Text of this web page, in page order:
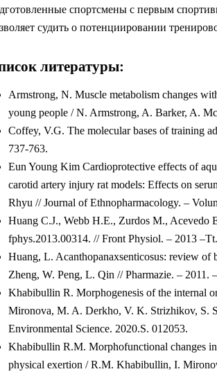
спортсмены с первым
судить о потенциировании
литературы:
Armstrong, N. Muscle metabolism changes
young people / N. Armstrong, A. Barker, A.
Coffey, V.G. The molecular bases of training
737-763.
Eun Young Kim Cardioprotective effects of
carotid artery injury rat models: Effects on
Rhyu // Journal of Ethnopharmacology. –
Huang C.J., Webb H.E., Zurdos M., Acevedo
fphys.2013.00314. // Front Physiol. – 2013
Huang, L. Acanthopanaxsenticosus: review
Zheng, W. Peng, L. Qin // Pharmazie. – 2011.
Khabibullin R. Morphogenesis of the internal
Mironova, M. A. Derkho, V. K. Strizhikov, S.
Environmental Science. 2020.S. 012053.
Khabibullin R.M. Morphofunctional changes
physical exertion / R.M. Khabibullin, I.